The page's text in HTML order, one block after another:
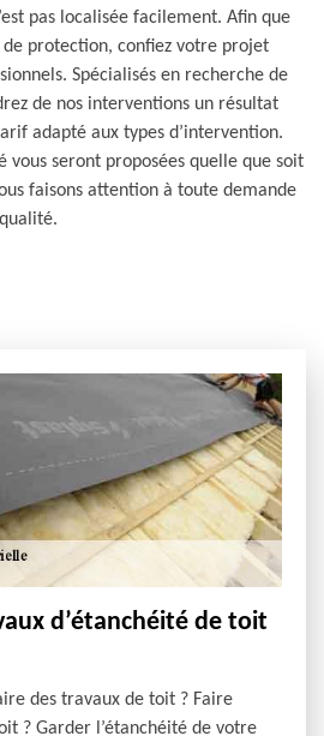
pas localisée facilement. Afin que
protection, confiez votre projet
Spécialisés en recherche de
de nos interventions un résultat
adapté aux types d’intervention.
vous seront proposées quelle que soit
faisons attention à toute demande
d’étanchéité de toit
des travaux de toit ? Faire
? Garder l’étanchéité de votre